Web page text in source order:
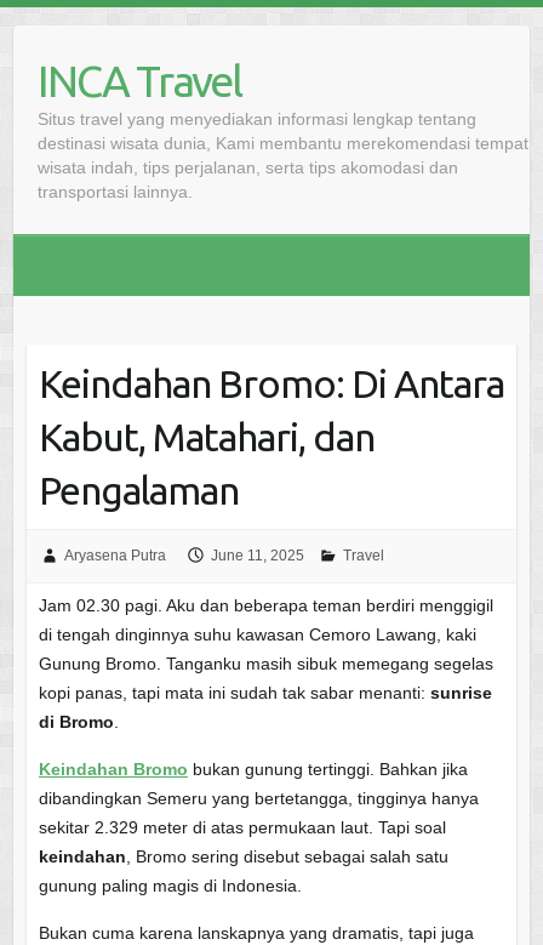
contentINCA Travel
Situs travel yang menyediakan informasi lengkap tentang
destinasi wisata dunia, Kami membantu merekomendasi tempat
wisata indah, tips perjalanan, serta tips akomodasi dan
transportasi lainnya.
Keindahan Bromo: Di Antara
Kabut, Matahari, dan
Pengalaman
Aryasena Putra June 11, 2025 Travel
Jam 02.30 pagi. Aku dan beberapa teman berdiri menggigil
di tengah dinginnya suhu kawasan Cemoro Lawang, kaki
Gunung Bromo. Tanganku masih sibuk memegang segelas
kopi panas, tapi mata ini sudah tak sabar menanti: sunrise
di Bromo
Keindahan Bromo bukan gunung tertinggi. Bahkan jika
dibandingkan Semeru yang bertetangga, tingginya hanya
sekitar 2.329 meter di atas permukaan laut. Tapi soal
keindahan , Bromo sering disebut sebagai salah satu
gunung paling magis di Indonesia.
Bukan cuma karena lanskapnya yang dramatis, tapi juga